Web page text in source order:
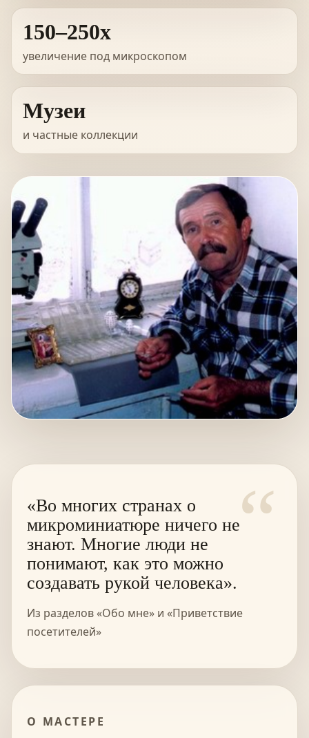
150–250x
увеличение под микроскопом
Музеи
и частные коллекции
“
«Во многих странах о
микроминиатюре ничего не
знают. Многие люди не
понимают, как это можно
создавать рукой человека».
Из разделов «Обо мне» и «Приветствие
посетителей»
О МАСТЕРЕ